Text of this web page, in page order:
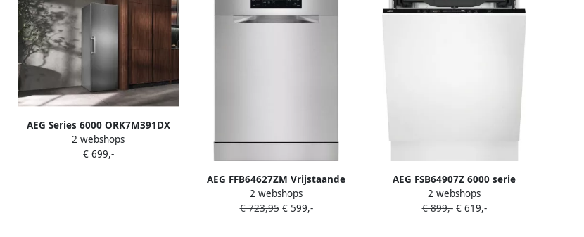
AEG Series 6000 ORK7M391DX
koelkast Vrijstaand 389 5 l
Roestvrijstaal
2 webshops
€ 699,-
AEG FFB64627ZM Vrijstaande
vaatwasser 13 couverts
Energielabel C 44dB GlassCare
2 webshops
€ 723,95€ 599,-
AEG FSB64907Z 6000 serie
SatelliteClean Inbouwvaatwasser
14 couverts C 7 Programma's
2 webshops
€ 899,-€ 619,-